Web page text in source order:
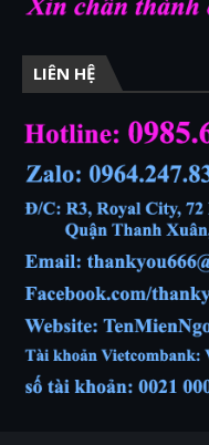
LIÊN HỆ